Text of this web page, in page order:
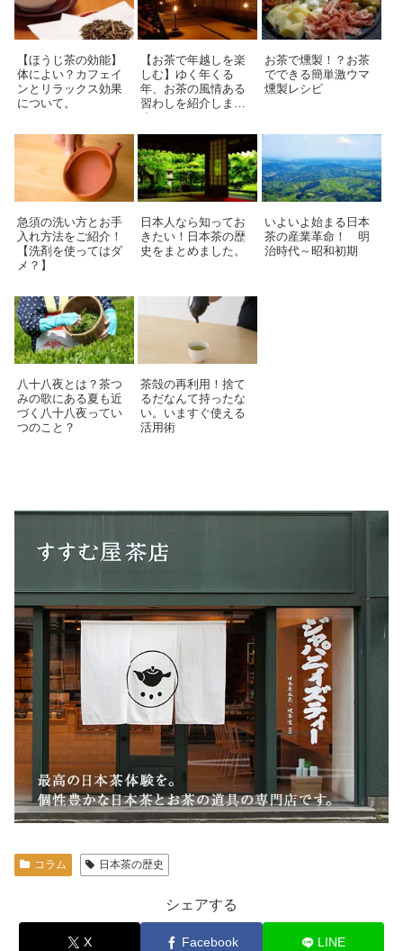
【ほうじ茶の効能】
体によい？カフェイ
ンとリラックス効果
について。
【お茶で年越しを楽
しむ】ゆく年くる
年、お茶の風情ある
習わしを紹介しま
す。
お茶で燻製！？お茶
でできる簡単激ウマ
燻製レシピ
急須の洗い方とお手
入れ方法をご紹介！
【洗剤を使ってはダ
メ？】
日本人なら知ってお
きたい！日本茶の歴
史をまとめました。
いよいよ始まる日本
茶の産業革命！ 明
治時代～昭和初期
八十八夜とは？茶つ
みの歌にある夏も近
づく八十八夜ってい
つのこと？
茶殻の再利用！捨て
るだなんて持ったな
い。いますぐ使える
活用術
コラム 日本茶の歴史
シェアする
X Facebook LINE